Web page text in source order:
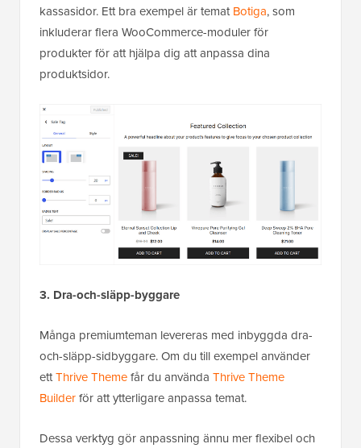
kassasidor. Ett bra exempel är tematBotiga, som
inkluderar flera WooCommerce-moduler för
produkter för att hjälpa dig att anpassa dina
produktsidor.
3. Dra-och-släpp-byggare
Många premiumteman levereras med inbyggda dra-
och-släpp-sidbyggare. Om du till exempel använder
ettThrive Themefår du använda Thrive Theme
Builderför att ytterligare anpassa temat.
Dessa verktyg gör anpassning ännu mer flexibel och